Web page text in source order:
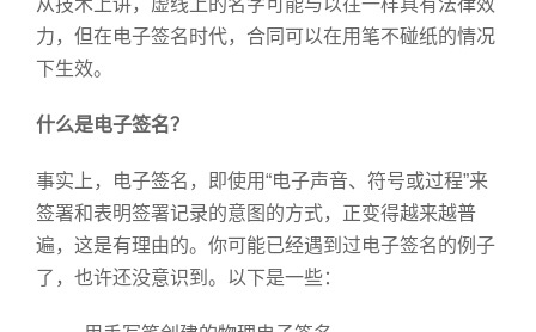
从技术上讲，虚线上的名字可能与以往一样具有法律效
力，但在电子签名时代，合同可以在用笔不碰纸的情况
下生效。
什么是电子签名？
事实上，电子签名，即使用“电子声音、符号或过程”来
签署和表明签署记录的意图的方式，正变得越来越普
遍，这是有理由的。你可能已经遇到过电子签名的例子
了，也许还没意识到。以下是一些：